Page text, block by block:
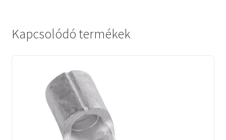
Kapcsolódó termékek